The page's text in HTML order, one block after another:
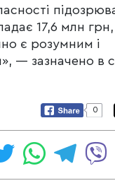
17,6 млн
є розумним і
— зазначено в
0